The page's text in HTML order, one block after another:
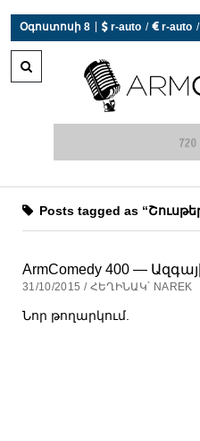
Օգոստոսի 8  r-auto /  r-auto /
Posts tagged as
ArmComedy 400 —
31/10/2015 / ՀԵՂԻՆԱԿ՝ NAREK
Նոր թողարկում.